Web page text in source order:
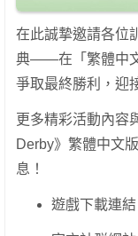
在此誠摯邀請各位
典——在「繁體中
爭取最終勝利，迎
更多精彩活動內容
Derby》繁體中文
息！
遊戲下載連結